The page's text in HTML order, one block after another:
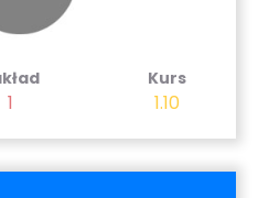
1
Kurs
1.10